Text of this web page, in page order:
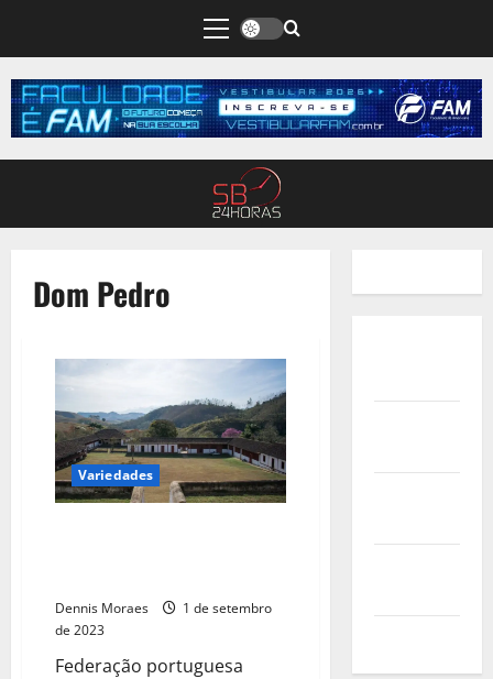
Dom Pedro
Variedades
Dennis Moraes
1 de setembro
de 2023
Federação portuguesa